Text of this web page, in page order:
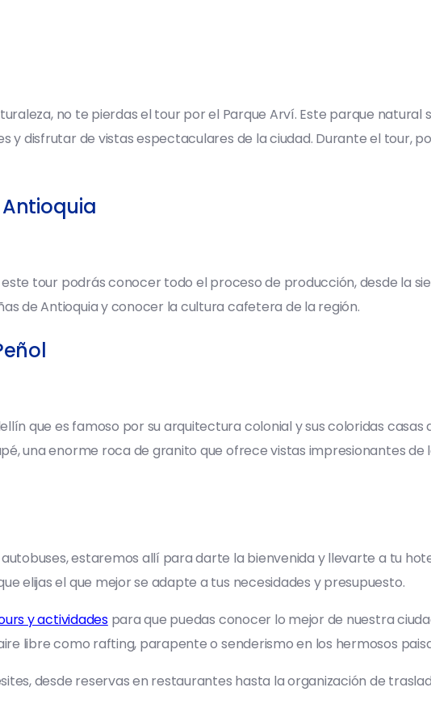
no te pierdas el tour por el Parque Arví. Este parque
disfrutar de vistas espectaculares de la ciudad. Durante el tour,
tour podrás conocer todo el proceso de producción, desde la
de Antioquia y conocer la cultura cafetera de la región.
que es famoso por su arquitectura colonial y sus coloridas casas
una enorme roca de granito que ofrece vistas impresionantes de
estaremos allí para darte la bienvenida y llevarte a tu
elijas el que mejor se adapte a tus necesidades y presupuesto.
y actividadespara que puedas conocer lo mejor de nuestra
libre como rafting, parapente o senderismo en los hermosos
desde reservas en restaurantes hasta la organización de